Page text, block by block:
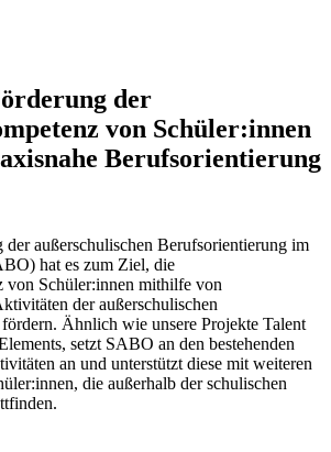
der
von Schüler:innen
Berufsorientierung
der außerschulischen Berufsorientierung im
hat es zum Ziel, die
von Schüler:innen mithilfe von
der außerschulischen
Ähnlich wie unsere Projekte Talent
setzt SABO an den bestehenden
an und unterstützt diese mit weiteren
die außerhalb der schulischen